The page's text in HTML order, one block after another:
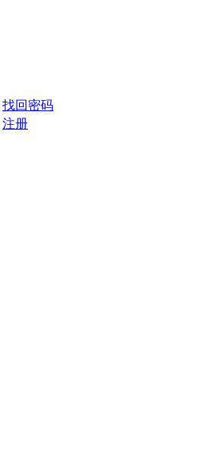
找回密码
注册